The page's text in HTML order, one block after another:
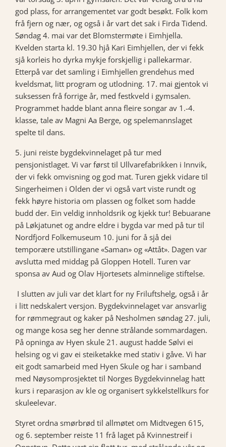
god plass, for arrangementet var godt besøkt. Folk kom
frå fjern og nær, og også i år vart det sak i Firda Tidend.
Søndag 4. mai var det Blomstermøte i Eimhjella.
Kvelden starta kl. 19.30 hjå Kari Eimhjellen, der vi fekk
sjå korleis ho dyrka mykje forskjellig i pallekarmar.
Etterpå var det samling i Eimhjellen grendehus med
kveldsmat, litt program og utlodning. 17. mai gjentok vi
suksessen frå forrige år, med festkveld i gymsalen.
Programmet hadde blant anna fleire songar av 1.-4.
klasse, tale av Magni Aa Berge, og spelemannslaget
spelte til dans.
5. juni reiste bygdekvinnelaget på tur med
pensjonistlaget. Vi var først til Ullvarefabrikken i Innvik,
der vi fekk omvisning og god mat. Turen gjekk vidare til
Singerheimen i Olden der vi også vart viste rundt og
fekk høyre historia om plassen og folket som hadde
budd der. Ein veldig innholdsrik og kjekk tur! Bebuarane
på Løkjatunet og andre eldre i bygda var med på tur til
Nordfjord Folkemuseum 10. juni for å sjå dei
temporære utstillingane «Saman» og «Attåt». Dagen var
avslutta med middag på Gloppen Hotell. Turen var
sponsa av Aud og Olav Hjortesets alminnelige stiftelse.
I slutten av juli var det klart for ny Friluftshelg, også i år
i litt nedskalert versjon. Bygdekvinnelaget var ansvarlig
for rømmegraut og kaker på Nesholmen søndag 27. juli,
og mange kosa seg her denne strålande sommardagen.
På opninga av Hyen skule 21. august hadde Sølvi ei
helsing og vi gav ei steiketakke med stativ i gåve. Vi har
eit godt samarbeid med Hyen Skule og har i samband
med Nøysomprosjektet til Norges Bygdekvinnelag hatt
kurs i reparasjon av kle og organisert sykkelstellkurs for
skuleelevar.
Styret ordna smørbrød til allmøtet om Midtvegen 615,
og 6. september reiste 11 frå laget på Kvinnestreif i